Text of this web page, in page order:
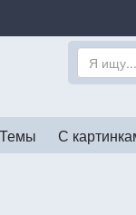
Темы С